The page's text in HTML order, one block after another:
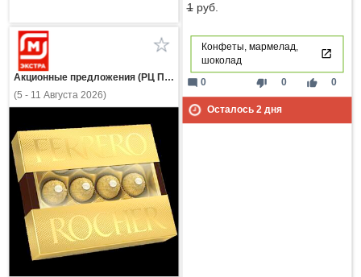
1руб.
Конфеты, мармелад,
шоколад
thumb_down 0 thumb_up 0
mode_comment 0
Осталось 2дня
Акционные предложения (РЦ Пнз)
(5 - 11 Августа 2026)